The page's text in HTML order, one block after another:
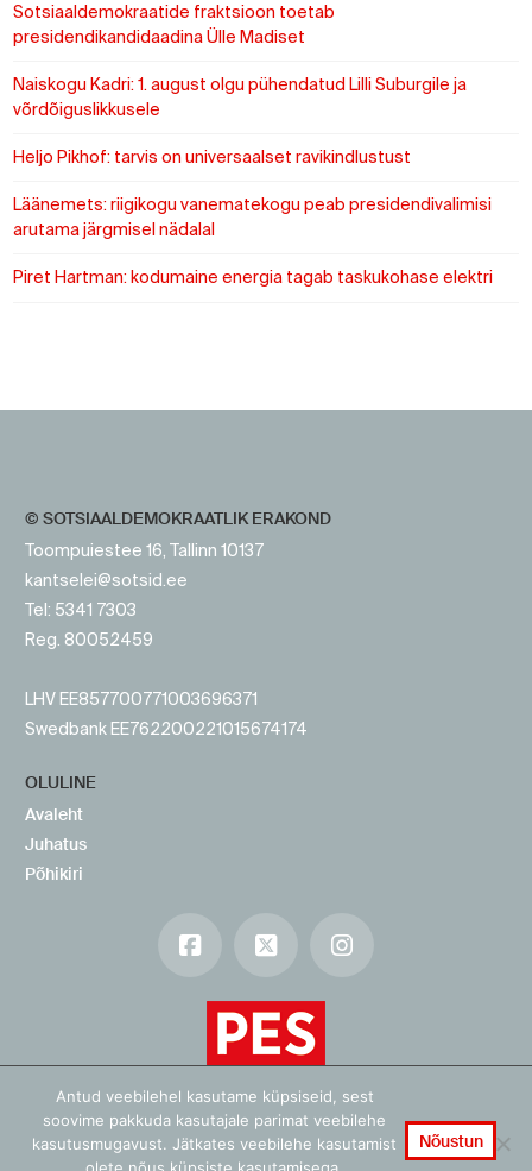
Sotsiaaldemokraatide fraktsioon toetab
presidendikandidaadina Ülle Madiset
Naiskogu Kadri: 1. august olgu pühendatud Lilli Suburgile ja
võrdõiguslikkusele
Heljo Pikhof: tarvis on universaalset ravikindlustust
Läänemets: riigikogu vanematekogu peab presidendivalimisi
arutama järgmisel nädalal
Piret Hartman: kodumaine energia tagab taskukohase elektri
© SOTSIAALDEMOKRAATLIK ERAKOND
Toompuiestee 16, Tallinn 10137
kantselei@sotsid.ee
Tel: 5341 7303
Reg. 80052459
LHV EE857700771003696371
Swedbank EE762200221015674174
OLULINE
Avaleht
Juhatus
Põhikiri
Facebook
X
Antud veebilehel kasutame küpsiseid, sest
soovime pakkuda kasutajale parimat veebilehe
kasutusmugavust. Jätkates veebilehe kasutamist
Nõustun